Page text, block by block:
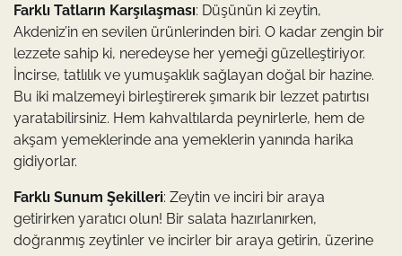
Farklı Tatların Karşılaşması: Düşünün ki zeytin,
Akdeniz’in en sevilen ürünlerinden biri. O kadar zengin bir
lezzete sahip ki, neredeyse her yemeği güzelleştiriyor.
İncirse, tatlılık ve yumuşaklık sağlayan doğal bir hazine.
Bu iki malzemeyi birleştirerek şımarık bir lezzet patırtısı
yaratabilirsiniz. Hem kahvaltılarda peynirlerle, hem de
akşam yemeklerinde ana yemeklerin yanında harika
gidiyorlar.
Farklı Sunum Şekilleri: Zeytin ve inciri bir araya
getirirken yaratıcı olun! Bir salata hazırlanırken,
doğranmış zeytinler ve incirler bir araya getirin, üzerine